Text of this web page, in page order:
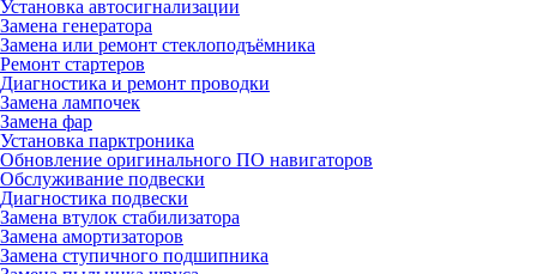
Установка автосигнализации
Замена генератора
Замена или ремонт стеклоподъёмника
Ремонт стартеров
Диагностика и ремонт проводки
Замена лампочек
Замена фар
Установка парктроника
Обновление оригинального ПО навигаторов
Обслуживание подвески
Диагностика подвески
Замена втулок стабилизатора
Замена амортизаторов
Замена ступичного подшипника